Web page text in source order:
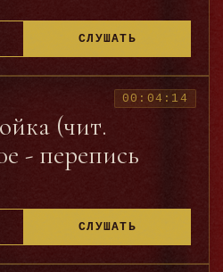
Яхонтова» (Е.Дубнова).
wiki/
wiki/
СЛУШАТЬ
(чит.
- перепись
00:04:14
СЛУШАТЬ